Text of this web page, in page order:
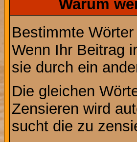
Warum
Bestimmte
Wenn Ihr Beitrag
sie durch ein
Die gleichen
Zensieren wird
sucht die zu